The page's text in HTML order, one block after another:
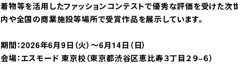
着物等を活用したファッションコンテストで優秀な評価を受けた次
内や全国の商業施設等場所で受賞作品を展示しています。
期間：2026年6月9日（火）〜6月14日（日）
会場：エスモード 東京校（東京都渋谷区恵比寿３丁目２９−６）